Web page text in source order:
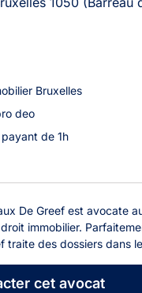
Bruxelles
deo
de 1h
De Greef est avocate
immobilier.
traite des dossiers dans
cet avocat